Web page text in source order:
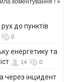
із офіцерів
коментування ! »
до пунктів
0
енергетику та
14 0
через інцидент